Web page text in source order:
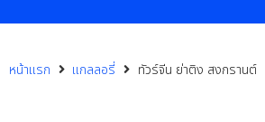
หน้าแรก แกลลอรี่ ทัวร์จีน ย่าติง สงกรานต์